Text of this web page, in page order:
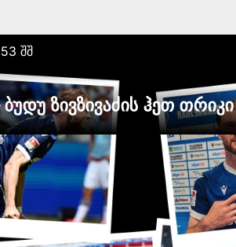
შშ
ზივზივაძის ჰეთ თრიკი